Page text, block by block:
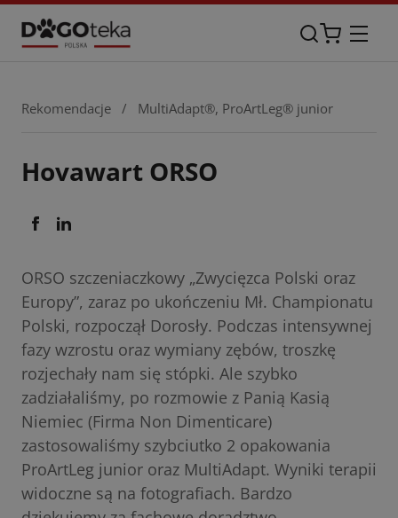
Rekomendacje / MultiAdapt®, ProArtLeg® junior
Hovawart ORSO
ORSO szczeniaczkowy „Zwycięzca Polski oraz
Europy”, zaraz po ukończeniu Mł. Championatu
Polski, rozpoczął Dorosły. Podczas intensywnej
fazy wzrostu oraz wymiany zębów, troszkę
rozjechały nam się stópki. Ale szybko
zadziałaliśmy, po rozmowie z Panią Kasią
Niemiec (Firma Non Dimenticare)
zastosowaliśmy szybciutko 2 opakowania
ProArtLeg junior oraz MultiAdapt. Wyniki terapii
widoczne są na fotografiach. Bardzo